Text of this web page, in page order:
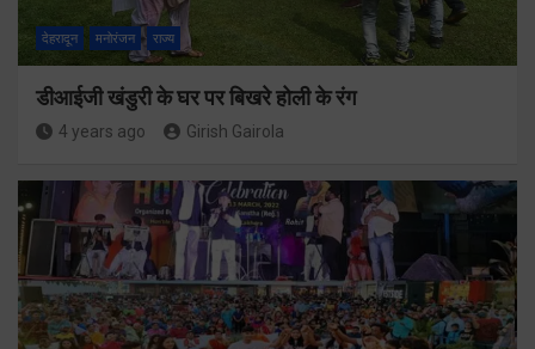
देहरादून मनोरंजन राज्य
डीआईजी खंडुरी के घर पर बिखरे होली के रंग
4 years ago Girish Gairola